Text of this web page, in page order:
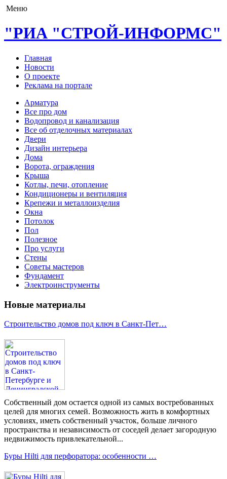
Меню
"РИА "СТРОЙ-ИНФОРМС"
Главная
Новости
О проекте
Реклама на портале
Арматура
Все про дом
Водопровод и канализация
Все об отделочных материалах
Двери
Дизайн интерьера
Дома
Ворота, ограждения
Крыша
Котлы, печи, отопление
Кондиционеры и вентиляция
Крепежи и металлоизделия
Окна
Потолок
Пол
Полезное
Про услуги
Стены
Советы мастеров
Фундамент
Электроинструменты
Новые материалы
Строительство домов под ключ в Санкт-Пет…
Собственный дом остается одной из самых востребованных
целей для многих семей. Возможность жить в комфортных
условиях, иметь собственный участок, больше личного
пространства и независимость от соседей делает загородную
недвижимость привлекательной...
Буры Hilti для перфоратора: особенности …